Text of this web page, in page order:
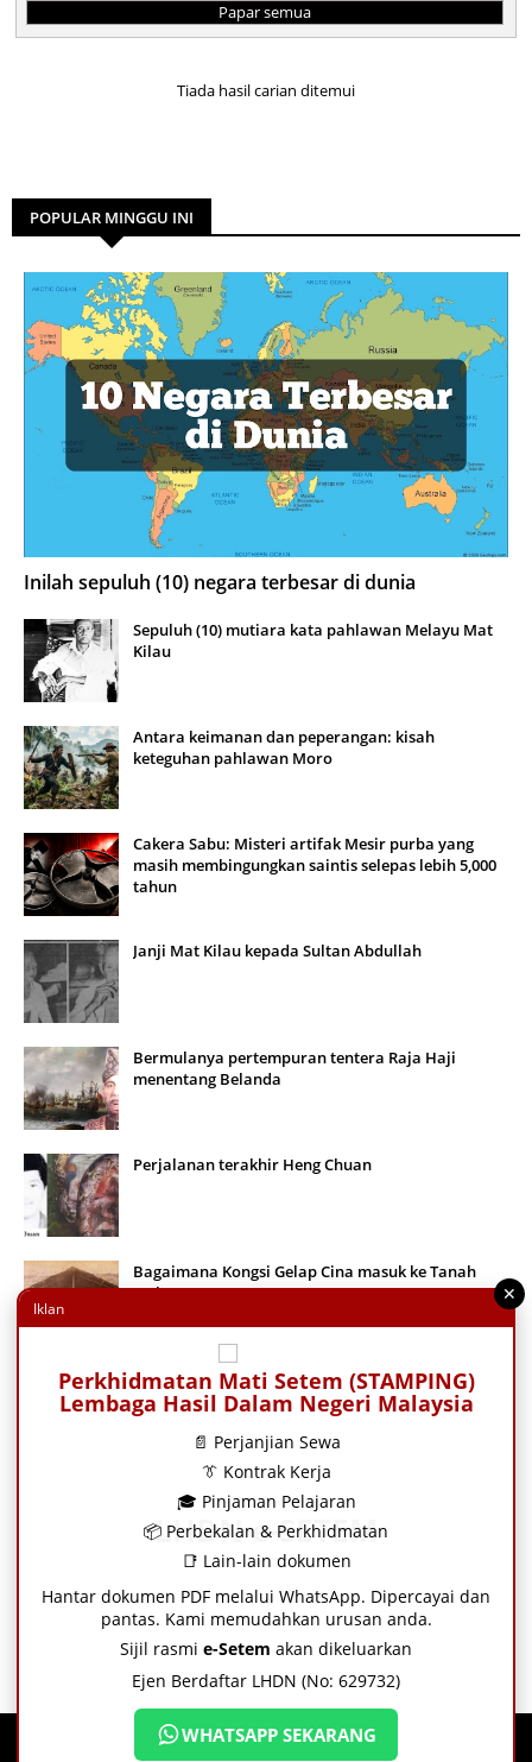
Papar semua
Tiada hasil carian ditemui
POPULAR MINGGU INI
Inilah sepuluh (10) negara terbesar di dunia
Sepuluh (10) mutiara kata pahlawan Melayu Mat
Kilau
Antara keimanan dan peperangan: kisah
keteguhan pahlawan Moro
Cakera Sabu: Misteri artifak Mesir purba yang
masih membingungkan saintis selepas lebih 5,000
tahun
Janji Mat Kilau kepada Sultan Abdullah
Bermulanya pertempuran tentera Raja Haji
menentang Belanda
Perjalanan terakhir Heng Chuan
Bagaimana Kongsi Gelap Cina masuk ke Tanah
Melayu
Inilah surat perjanjian yang dikhianati oleh Ratu
Esabella
Tuan Guru Baba Mae Chaiya, Pondok Haji Mad
Terengganu Bermin
✕
Iklan
LHDN e-SETEM
Perkhidmatan Mati Setem (STAMPING)
Lembaga Hasil Dalam Negeri Malaysia
📄 Perjanjian Sewa
👔 Kontrak Kerja
🎓 Pinjaman Pelajaran
📦 Perbekalan & Perkhidmatan
📑 Lain-lain dokumen
Hantar dokumen PDF melalui WhatsApp. Dipercayai dan
pantas. Kami memudahkan urusan anda.
Sijil rasmi e-Setem akan dikeluarkan
Ejen Berdaftar LHDN (No: 629732)
WHATSAPP SEKARANG